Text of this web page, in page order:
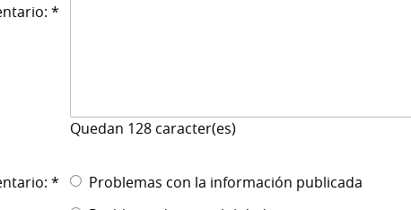
*
Quedan 128 caracter(es)
*
Problemas con la información publicada